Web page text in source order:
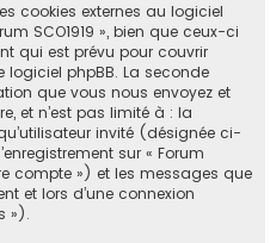
cookies externes au logiciel
SCO1919 », bien que ceux-ci
qui est prévu pour couvrir
logiciel phpBB. La seconde
que vous nous envoyez et
et n’est pas limité à : la
invité (désignée ci-
sur « Forum
compte ») et les messages que
et lors d’une connexion
»).